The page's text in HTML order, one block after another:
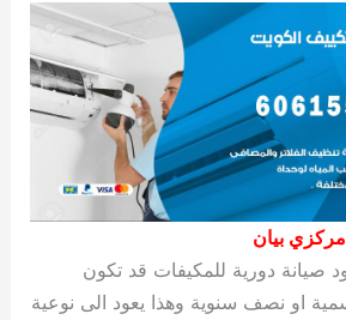
بيان
صيانة دورية للمكيفات قد تكون
او نصف سنوية وهذا يعود الى نوعية